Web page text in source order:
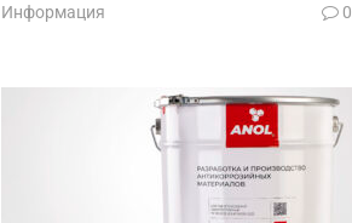
Информация 0